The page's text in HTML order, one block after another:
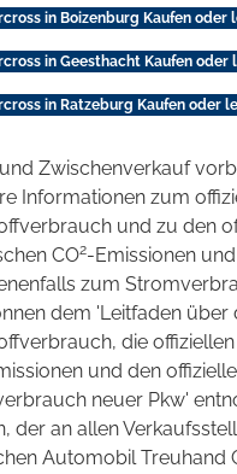
in Boizenburg Kaufen oder
in Geesthacht Kaufen oder
in Ratzeburg Kaufen oder
Zwischenverkauf
Informationen zum
und zu den
CO2-Emissionen und
zum
dem 'Leitfaden über
die
und den
neuer Pkw'
der an allen
Automobil Treuhand